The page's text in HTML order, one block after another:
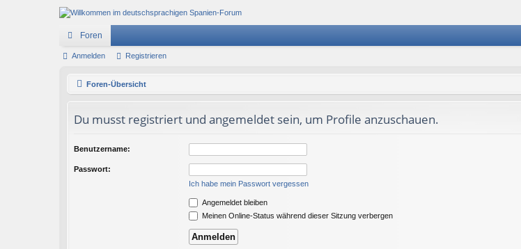
Foren
Anmelden Registrieren
Foren-Übersicht
Du musst registriert und angemeldet sein, um Profile anzuschauen.
Benutzername:
Passwort:
Ich habe mein Passwort vergessen
Angemeldet bleiben
Meinen Online-Status während dieser Sitzung verbergen